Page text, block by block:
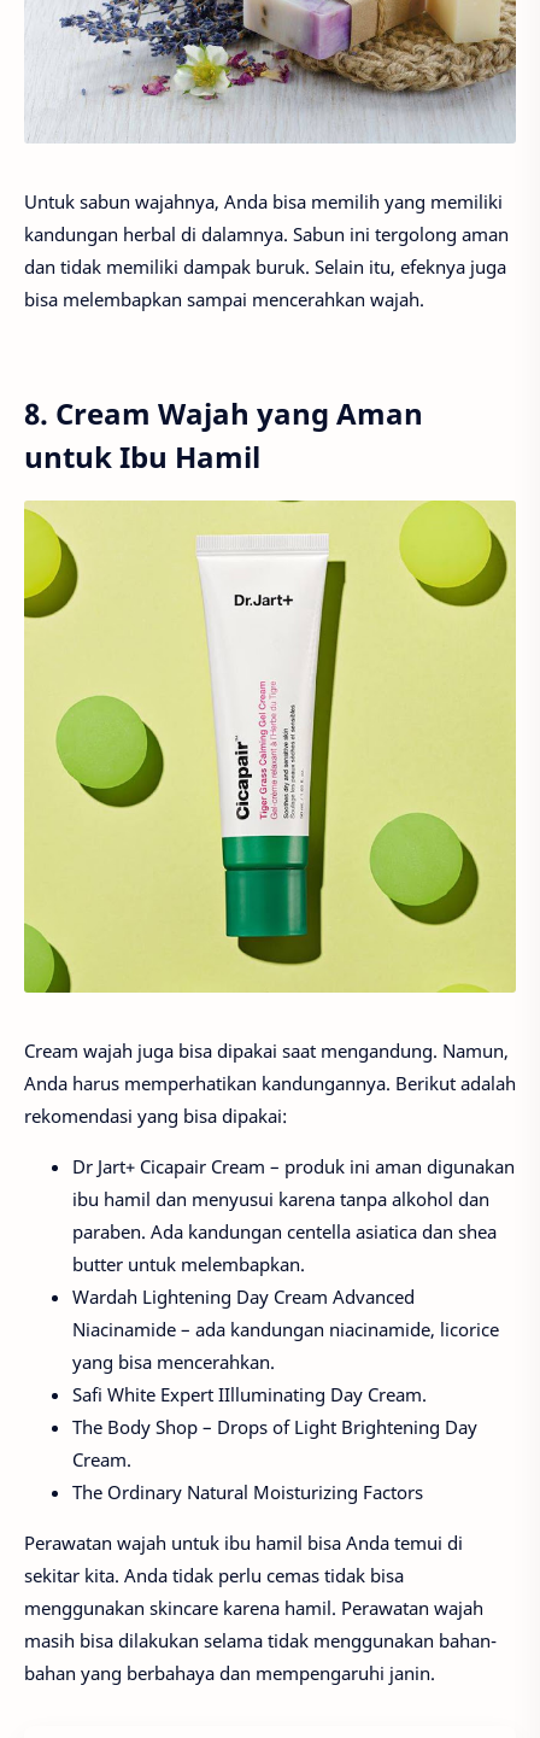
Untuk sabun wajahnya, Anda bisa memilih yang memiliki
kandungan herbal di dalamnya. Sabun ini tergolong aman
dan tidak memiliki dampak buruk. Selain itu, efeknya juga
bisa melembapkan sampai mencerahkan wajah.
8. Cream Wajah yang Aman
untuk Ibu Hamil
Cream wajah juga bisa dipakai saat mengandung. Namun,
Anda harus memperhatikan kandungannya. Berikut adalah
rekomendasi yang bisa dipakai:
Dr Jart+ Cicapair Cream – produk ini aman digunakan
ibu hamil dan menyusui karena tanpa alkohol dan
paraben. Ada kandungan centella asiatica dan shea
butter untuk melembapkan.
Wardah Lightening Day Cream Advanced
Niacinamide – ada kandungan niacinamide, licorice
yang bisa mencerahkan.
Safi White Expert IIlluminating Day Cream.
The Body Shop – Drops of Light Brightening Day
Cream.
The Ordinary Natural Moisturizing Factors
Perawatan wajah untuk ibu hamil bisa Anda temui di
sekitar kita. Anda tidak perlu cemas tidak bisa
menggunakan skincare karena hamil. Perawatan wajah
masih bisa dilakukan selama tidak menggunakan bahan-
bahan yang berbahaya dan mempengaruhi janin.